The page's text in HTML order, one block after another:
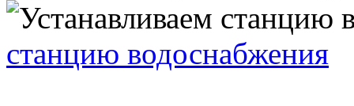
станцию водоснабжения